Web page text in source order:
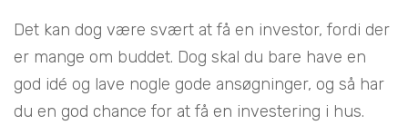
Det kan dog være svært at få en investor, fordi der
er mange om buddet. Dog skal du bare have en
god idé og lave nogle gode ansøgninger, og så har
du en god chance for at få en investering i hus.